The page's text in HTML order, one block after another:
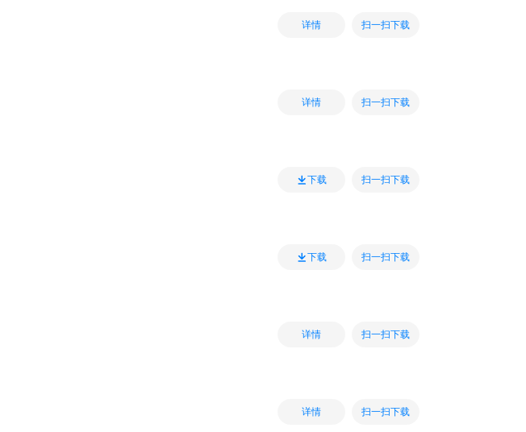
详情 扫一扫下载
详情 扫一扫下载
下载 扫一扫下载
下载 扫一扫下载
详情 扫一扫下载
详情 扫一扫下载